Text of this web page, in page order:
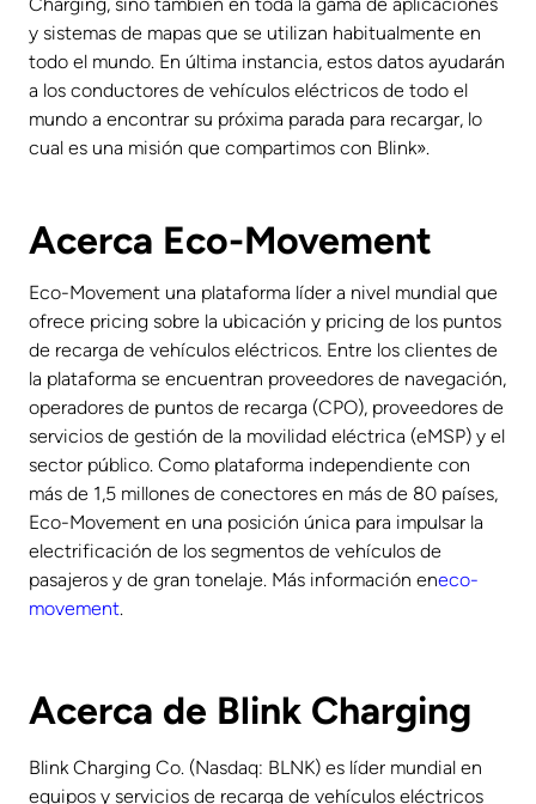
y sistemas de mapas que se utilizan habitualmente en
todo el mundo. En última instancia, estos datos ayudarán
a los conductores de vehículos eléctricos de todo el
mundo a encontrar su próxima parada para recargar, lo
cual es una misión que compartimos con Blink».
Acerca Eco-Movement
Eco-Movement una plataforma líder a nivel mundial que
ofrece pricing sobre la ubicación y pricing de los puntos
de recarga de vehículos eléctricos. Entre los clientes de
la plataforma se encuentran proveedores de navegación,
operadores de puntos de recarga (CPO), proveedores de
servicios de gestión de la movilidad eléctrica (eMSP) y el
sector público. Como plataforma independiente con
más de 1,5 millones de conectores en más de 80 países,
Eco-Movement en una posición única para impulsar la
electrificación de los segmentos de vehículos de
pasajeros y de gran tonelaje. Más información eneco-
movement.
Acerca de Blink Charging
Blink Charging Co. (Nasdaq: BLNK) es líder mundial en
equipos y servicios de recarga de vehículos eléctricos